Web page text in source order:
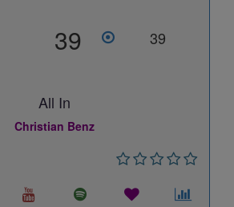
39 39
All In
Christian Benz